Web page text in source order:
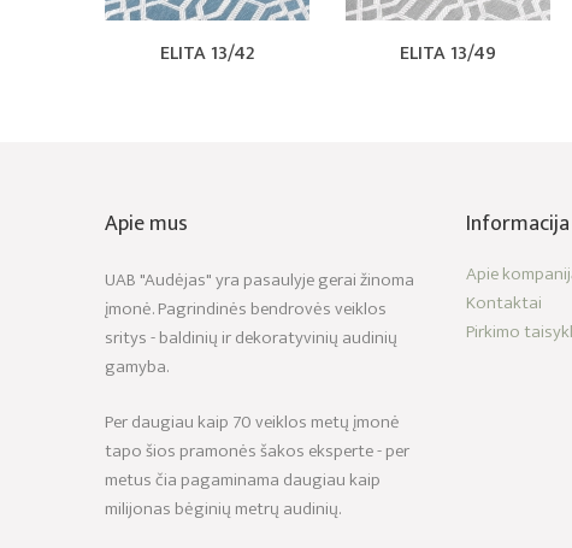
ELITA 13/42 ELITA 13/49
Apie mus
UAB "Audėjas" yra pasaulyje gerai žinoma
įmonė. Pagrindinės bendrovės veiklos
sritys - baldinių ir dekoratyvinių audinių
gamyba.
Per daugiau kaip 70 veiklos metų įmonė
tapo šios pramonės šakos eksperte - per
metus čia pagaminama daugiau kaip
milijonas bėginių metrų audinių.
Informacija
Apie
Kontaktai
Pirkimo